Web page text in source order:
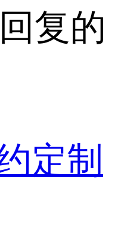
复的
定制